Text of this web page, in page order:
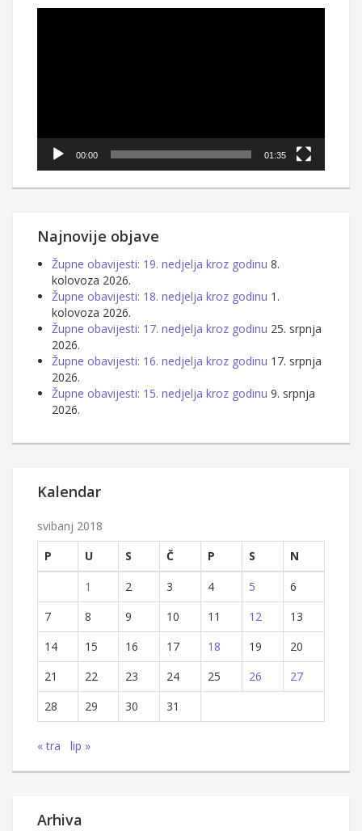
00:00 01:35
Najnovije objave
Župne obavijesti: 19. nedjelja kroz godinu 8.
kolovoza 2026.
Župne obavijesti: 18. nedjelja kroz godinu 1.
kolovoza 2026.
Župne obavijesti: 17. nedjelja kroz godinu 25. srpnja
2026.
Župne obavijesti: 16. nedjelja kroz godinu 17. srpnja
2026.
Župne obavijesti: 15. nedjelja kroz godinu 9. srpnja
2026.
Kalendar
svibanj 2018
P
U S Č P S
N
1
2 3 4 5
6
7
8 9 10 11 12
13
14
15 16 17 18 19
20
21
22 23 24 25 26
27
28
29 30 31
« tra lip »
Arhiva